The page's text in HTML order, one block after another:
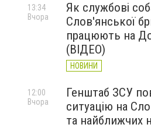
Як службові
Слов'янської
працюють на
(ВІДЕО)
НОВИНИ
13:34
Вчора
Генштаб ЗСУ
ситуацію на
та найближчих
12:00
Вчора